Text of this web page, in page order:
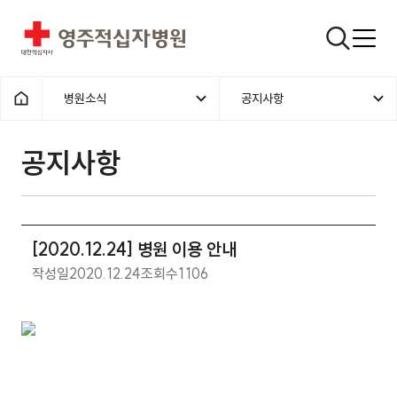
영주적십자병원 검색창
홈으로
병원소식 공지사항
공지사항
[2020.12.24] 병원 이용 안내
작성일2020.12.24조회수1106